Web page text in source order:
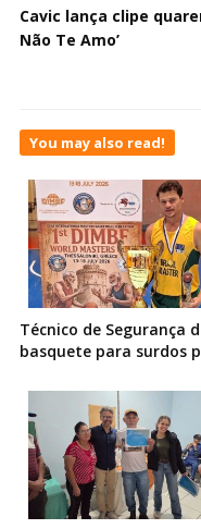
Cavic lança clipe
Não Te Amo’
You may also read!
Técnico de Segurança
basquete para surdos